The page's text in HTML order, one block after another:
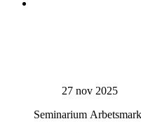
27 nov 2025
Seminarium